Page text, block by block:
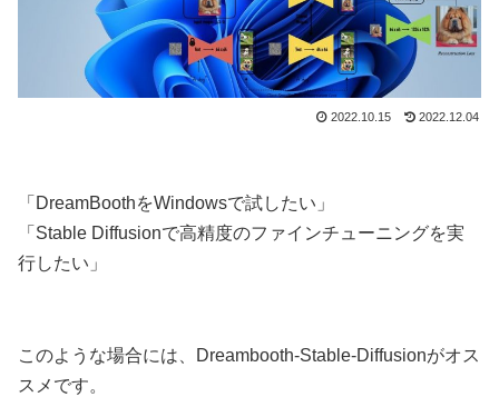
2022.12.04
2022.10.15
「DreamBoothをWindowsで試したい」
「Stable Diffusionで高精度のファインチューニングを実
行したい」
このような場合には、Dreambooth-Stable-Diffusionがオス
スメです。